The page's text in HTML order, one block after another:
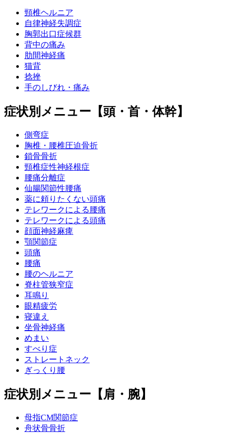
頸椎ヘルニア
自律神経失調症
胸郭出口症候群
背中の痛み
肋間神経痛
猫背
捻挫
手のしびれ・痛み
症状別メニュー【頭・首・体幹】
側弯症
胸椎・腰椎圧迫骨折
鎖骨骨折
頸椎症性神経根症
腰痛分離症
仙腸関節性腰痛
薬に頼りたくない頭痛
テレワークによる腰痛
テレワークによる頭痛
顔面神経麻痺
顎関節症
頭痛
腰痛
腰のヘルニア
脊柱管狭窄症
耳鳴り
眼精疲労
寝違え
坐骨神経痛
めまい
すべり症
ストレートネック
ぎっくり腰
症状別メニュー【肩・腕】
母指CM関節症
舟状骨骨折